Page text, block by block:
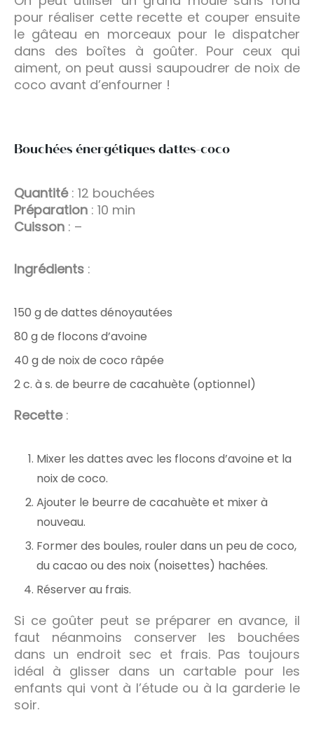
pour réaliser cette recette et couper ensuite
le gâteau en morceaux pour le dispatcher
dans des boîtes à goûter. Pour ceux qui
aiment, on peut aussi saupoudrer de noix de
coco avant d’enfourner !
Bouchées énergétiques dattes-coco
Quantité: 12 bouchées
Préparation : 10 min
Cuisson : –
Ingrédients :
150 g de dattes dénoyautées
80 g de flocons d’avoine
40 g de noix de coco râpée
2 c. à s. de beurre de cacahuète (optionnel)
Recette:
Mixer les dattes avec les flocons d’avoine et la
noix de coco.
Ajouter le beurre de cacahuète et mixer à
nouveau.
Former des boules, rouler dans un peu de coco,
du cacao ou des noix (noisettes) hachées.
Réserver au frais.
Si ce goûter peut se préparer en avance, il
faut néanmoins conserver les bouchées
dans un endroit sec et frais. Pas toujours
idéal à glisser dans un cartable pour les
enfants qui vont à l’étude ou à la garderie le
soir.